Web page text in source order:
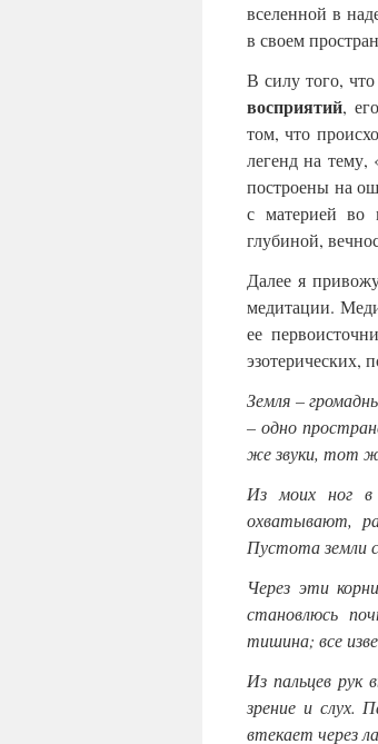
вселенной в
в своем
В силу того,
восприятий,
том, что
легенд на
построены на
с материей во
глубиной,
Далее я
медитации.
ее
эзотерических,
Земля –
– одно
же звуки, тот
Из моих ног в
охватывают,
Пустота земли
Через эти
становлюсь
тишина; все
Из пальцев рук
зрение и слух.
втекает через